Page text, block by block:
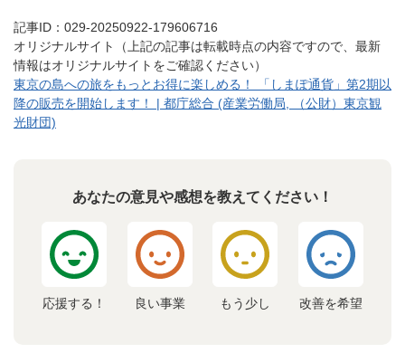
記事ID：029-20250922-179606716
オリジナルサイト（上記の記事は転載時点の内容ですので、最新
情報はオリジナルサイトをご確認ください）
東京の島への旅をもっとお得に楽しめる！ 「しまぽ通貨」第2期以
降の販売を開始します！ | 都庁総合 (産業労働局, （公財）東京観
光財団)
あなたの意見や感想を教えてください！
応援する！ 良い事業 もう少し 改善を希望